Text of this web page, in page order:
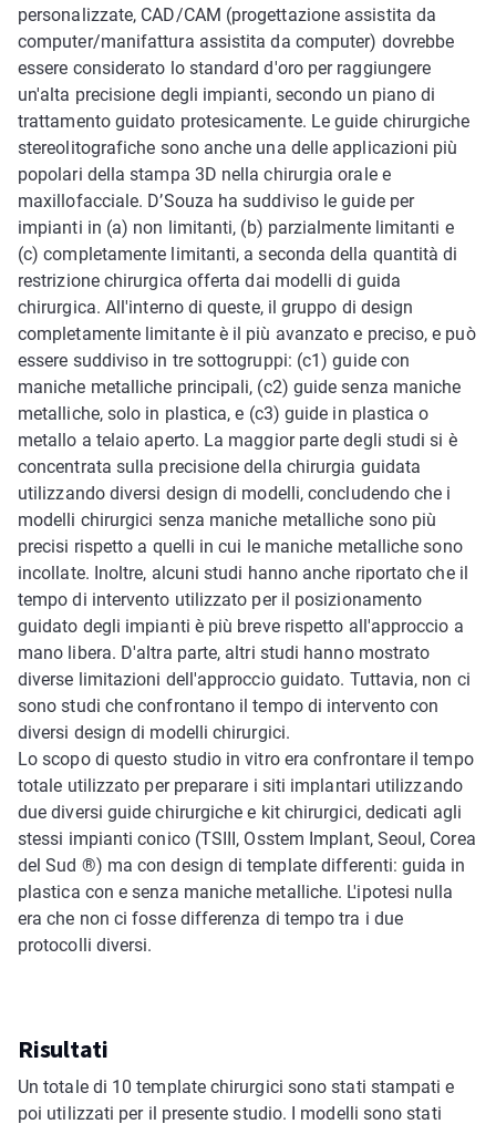
personalizzate, CAD/CAM (progettazione assistita da
computer/manifattura assistita da computer) dovrebbe
essere considerato lo standard d'oro per raggiungere
un'alta precisione degli impianti, secondo un piano di
trattamento guidato protesicamente. Le guide chirurgiche
stereolitografiche sono anche una delle applicazioni più
popolari della stampa 3D nella chirurgia orale e
maxillofacciale. D’Souza ha suddiviso le guide per
impianti in (a) non limitanti, (b) parzialmente limitanti e
(c) completamente limitanti, a seconda della quantità di
restrizione chirurgica offerta dai modelli di guida
chirurgica. All'interno di queste, il gruppo di design
completamente limitante è il più avanzato e preciso, e può
essere suddiviso in tre sottogruppi: (c1) guide con
maniche metalliche principali, (c2) guide senza maniche
metalliche, solo in plastica, e (c3) guide in plastica o
metallo a telaio aperto. La maggior parte degli studi si è
concentrata sulla precisione della chirurgia guidata
utilizzando diversi design di modelli, concludendo che i
modelli chirurgici senza maniche metalliche sono più
precisi rispetto a quelli in cui le maniche metalliche sono
incollate. Inoltre, alcuni studi hanno anche riportato che il
tempo di intervento utilizzato per il posizionamento
guidato degli impianti è più breve rispetto all'approccio a
mano libera. D'altra parte, altri studi hanno mostrato
diverse limitazioni dell'approccio guidato. Tuttavia, non ci
sono studi che confrontano il tempo di intervento con
diversi design di modelli chirurgici.
Lo scopo di questo studio in vitro era confrontare il tempo
totale utilizzato per preparare i siti implantari utilizzando
due diversi guide chirurgiche e kit chirurgici, dedicati agli
stessi impianti conico (TSIII, Osstem Implant, Seoul, Corea
del Sud ®) ma con design di template differenti: guida in
plastica con e senza maniche metalliche. L'ipotesi nulla
era che non ci fosse differenza di tempo tra i due
protocolli diversi.
Risultati
Un totale di 10 template chirurgici sono stati stampati e
poi utilizzati per il presente studio. I modelli sono stati